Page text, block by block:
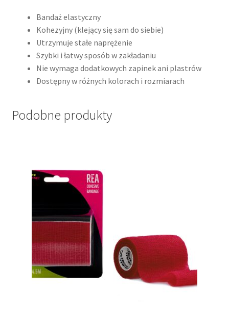
Bandaż elastyczny
Kohezyjny (klejący się sam do siebie)
Utrzymuje stałe naprężenie
Szybki i łatwy sposób w zakładaniu
Nie wymaga dodatkowych zapinek ani plastrów
Dostępny w różnych kolorach i rozmiarach
Podobne produkty